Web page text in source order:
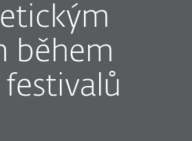
během